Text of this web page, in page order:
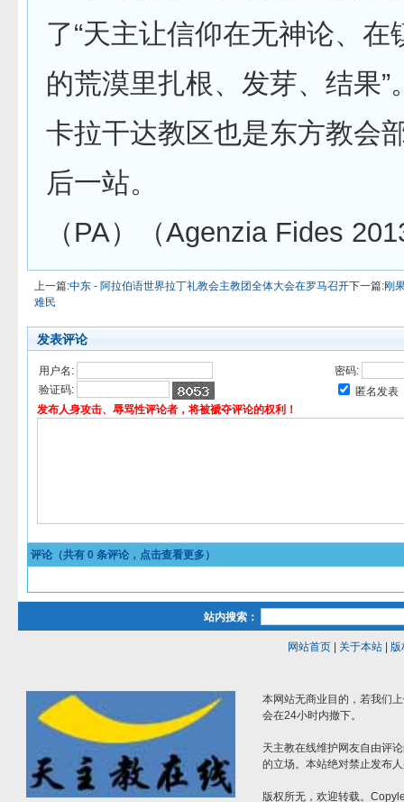
了“天主让信仰在无神论、在
的荒漠里扎根、发芽、结果”
卡拉干达教区也是东方教会
后一站。
（PA）（Agenzia Fides
上一篇:中东 - 阿拉伯语世界拉丁礼教会主教团全体大会在罗马召开下一篇:刚
难民
发表评论
用户名:
密码:
验证码:
匿名发表
发布人身攻击、辱骂性评论者，将被褫夺评论的权利！
评论（共有 0 条评论，点击查看更多）
站内搜索：
网站首页| 关于本站| 版
本网站无商业目的，若我们
会在24小时内撤下。
天主教在线维护网友自由评
的立场。本站绝对禁止发布
版权所无，欢迎转载。